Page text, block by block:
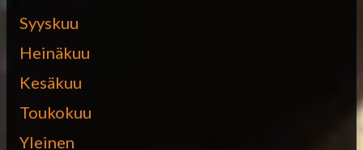
Syyskuu
Heinäkuu
Kesäkuu
Toukokuu
Yleinen